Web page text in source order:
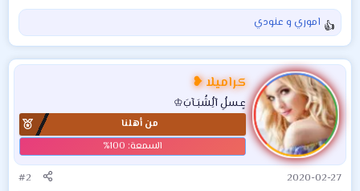
ا
ل
ت
ف
ا
ع
ل
ا
ت
:
اموري و عنودي
كراميلا ❥
عٍـسلُِ آلُِشُبَـآبَ♔
من أهلنا
2020-02-27
#2